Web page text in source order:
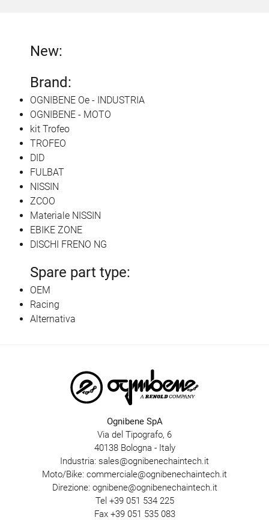
New:
Brand:
OGNIBENE Oe - INDUSTRIA
OGNIBENE - MOTO
kit Trofeo
TROFEO
DID
FULBAT
NISSIN
ZCOO
Materiale NISSIN
EBIKE ZONE
DISCHI FRENO NG
Spare part type:
OEM
Racing
Alternativa
Ognibene SpA
Via del Tipografo, 6
40138 Bologna - Italy
Industria: sales@ognibenechaintech.it
Moto/Bike: commerciale@ognibenechaintech.it
Direzione: ognibene@ognibenechaintech.it
Tel +39 051 534 225
Fax +39 051 535 083